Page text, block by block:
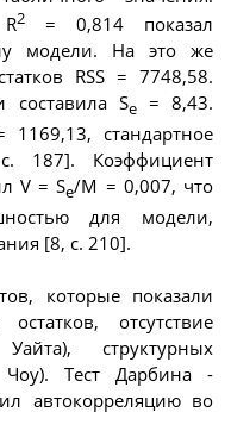
2 = 0,814 показал
модели. На это же
RSS = 7748,58.
составила Se= 8,43.
стандартное
187]. Коэффициент
V = Se/M = 0,007, что
для модели,
[8, с. 210].
которые показали
отсутствие
Уайта), структурных
Чоу). Тест Дарбина -
автокорреляцию во